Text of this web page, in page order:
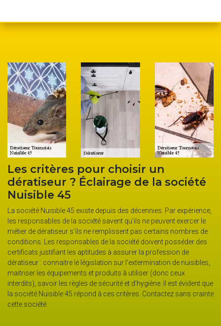
Les critères pour choisir un
dératiseur ? Éclairage de la société
Nuisible 45
La société Nuisible 45 existe depuis des décennies. Par expérience,
les responsables de la société savent qu’ils ne peuvent exercer le
métier de dératiseur s’ils ne remplissent pas certains nombres de
conditions. Les responsables de la société doivent posséder des
certificats justifiant les aptitudes à assurer la profession de
dératiseur : connaitre lé législation sur l’extermination de nuisibles,
maitriser les équipements et produits à utiliser (donc ceux
interdits), savoir les règles de sécurité et d’hygiène. Il est évident que
la société Nuisible 45 répond à ces critères. Contactez sans crainte
cette société.